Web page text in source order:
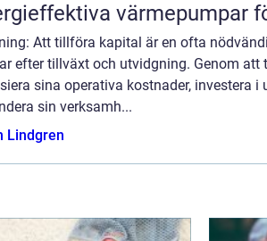
värmepumpar
Att tillföra kapital är en ofta
efter tillväxt och utvidgning. Genom
sina operativa kostnader, investera i
sin verksamh...
Lindgren